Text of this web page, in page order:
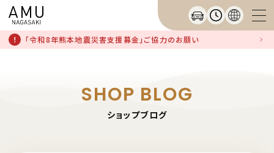
「令和8年熊本地震災害支援募金」ご協力のお願い
SHOP BLOG
ショップブログ